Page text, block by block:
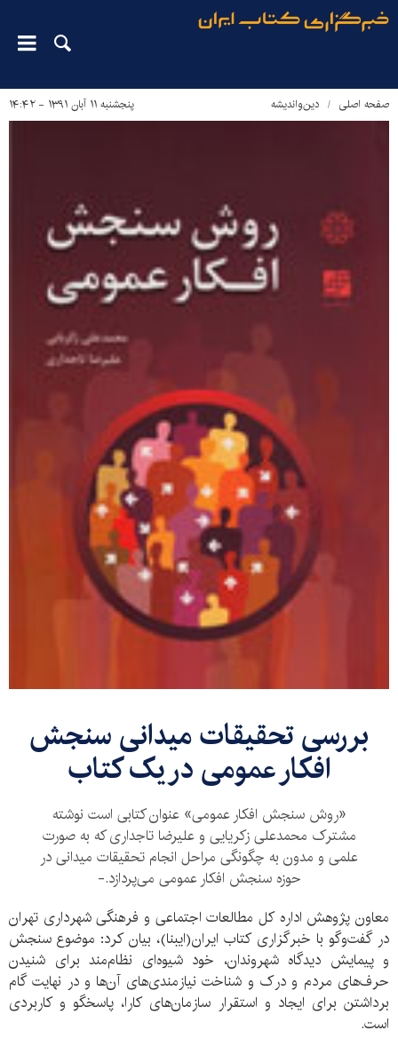
صفحه اصلی دین‌واندیشه پنجشنبه ۱۱ آبان ۱۳۹۱ - ۱۴:۴۲
بررسی تحقیقات میدانی سنجش
افکار عمومی در یک کتاب
«روش سنجش افکار عمومی» عنوان کتابی است نوشته
مشترک محمدعلی زکریایی و علیرضا تاجداری که به صورت
علمی و مدون به چگونگی مراحل انجام تحقیقات میدانی در
حوزه سنجش افکار عمومی می‌پردازد.-
معاون پژوهش اداره کل مطالعات اجتماعی و فرهنگی شهرداری تهران
در گفت‌وگو با خبرگزاری کتاب ایران(ایبنا)، بیان کرد: موضوع سنجش
و پیمایش ديدگاه شهروندان، خود شیوه‌ای نظام‌مند برای شنیدن
حرف‌های مردم و درک و شناخت نیازمندی‌های آن‌ها و در نهایت گام
برداشتن برای ایجاد و استقرار سازمان‌های کارا، پاسخگو و کاربردی
است.